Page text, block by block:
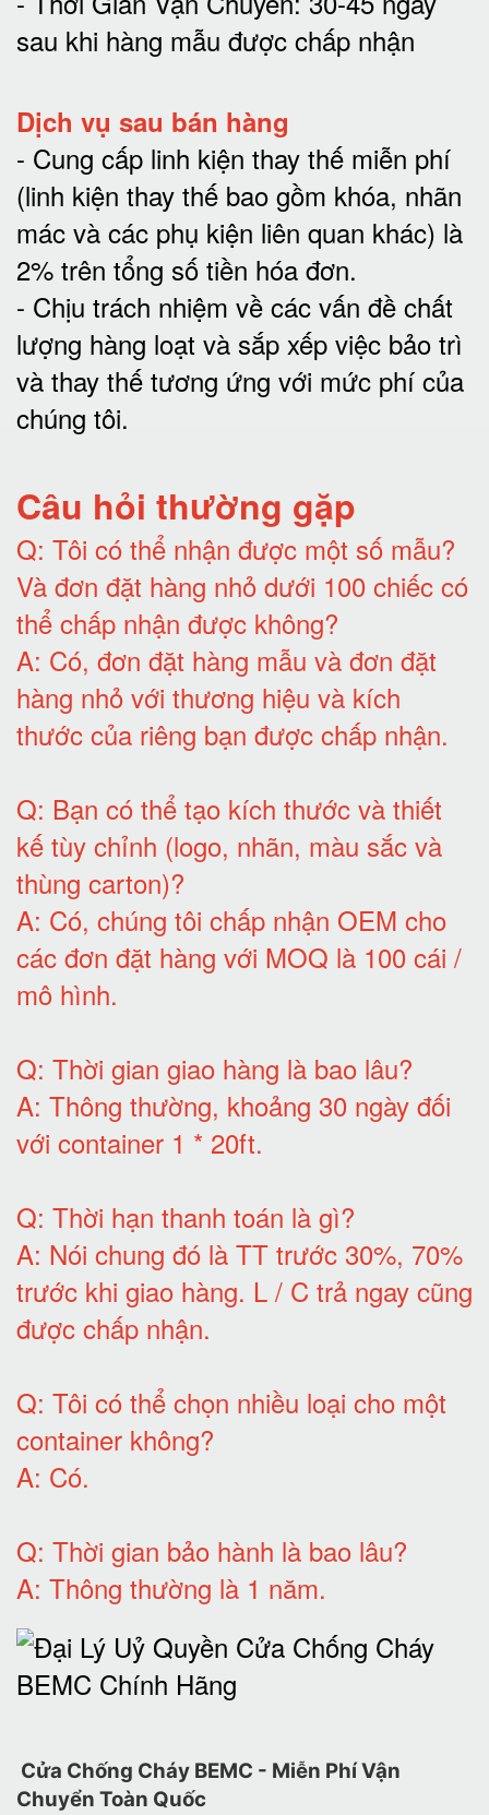
sau khi hàng mẫu được chấp nhận
Dịch vụ sau bán hàng
- Cung cấp linh kiện thay thế miễn phí
(linh kiện thay thế bao gồm khóa, nhãn
mác và các phụ kiện liên quan khác) là
2% trên tổng số tiền hóa đơn.
- Chịu trách nhiệm về các vấn đề chất
lượng hàng loạt và sắp xếp việc bảo trì
và thay thế tương ứng với mức phí của
chúng tôi.
Câu hỏi thường gặp
Q: Tôi có thể nhận được một số mẫu?
Và đơn đặt hàng nhỏ dưới 100 chiếc có
thể chấp nhận được không?
A: Có, đơn đặt hàng mẫu và đơn đặt
hàng nhỏ với thương hiệu và kích
thước của riêng bạn được chấp nhận.
Q: Bạn có thể tạo kích thước và thiết
kế tùy chỉnh (logo, nhãn, màu sắc và
thùng carton)?
A: Có, chúng tôi chấp nhận OEM cho
các đơn đặt hàng với MOQ là 100 cái /
mô hình.
Q: Thời gian giao hàng là bao lâu?
A: Thông thường, khoảng 30 ngày đối
với container 1 * 20ft.
Q: Thời hạn thanh toán là gì?
A: Nói chung đó là TT trước 30%, 70%
trước khi giao hàng. L / C trả ngay cũng
được chấp nhận.
Q: Tôi có thể chọn nhiều loại cho một
container không?
A: Có.
Q: Thời gian bảo hành là bao lâu?
A: Thông thường là 1 năm.
Cửa Chống Cháy BEMC - Miễn Phí Vận
Chuyển Toàn Quốc